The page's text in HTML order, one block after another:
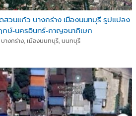
สวนแก้ว บางกร่าง เมืองนนทบุรี รูปแปลง
กษ์-นครอินทร์-กาญจนาภิเษก
งกร่าง, เมืองนนทบุรี, นนทบุรี